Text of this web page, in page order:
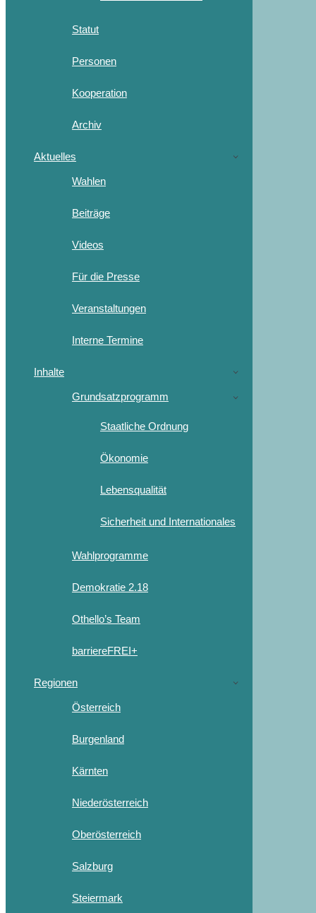
Statut
Personen
Kooperation
Archiv
Aktuelles
Wahlen
Beiträge
Videos
Für die Presse
Veranstaltungen
Interne Termine
Inhalte
Grundsatzprogramm
Staatliche Ordnung
Ökonomie
Lebensqualität
Sicherheit und Internationales
Wahlprogramme
Demokratie 2.18
Othello’s Team
barriereFREI+
Regionen
Österreich
Burgenland
Kärnten
Niederösterreich
Oberösterreich
Salzburg
Steiermark